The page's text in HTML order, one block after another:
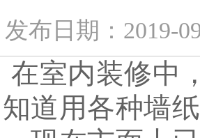
发布日期：
在室内装修中
道用各种墙